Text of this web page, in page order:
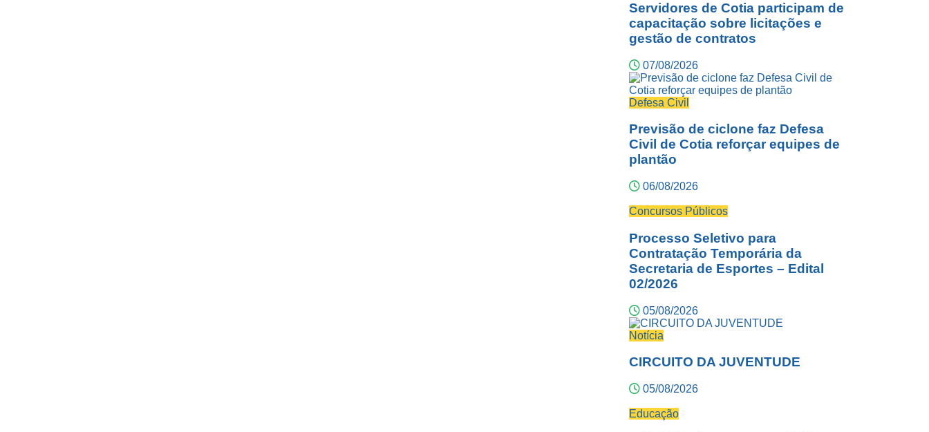
Servidores de Cotia participam de
capacitação sobre licitações e
gestão de contratos
07/08/2026
Defesa Civil
Previsão de ciclone faz Defesa
Civil de Cotia reforçar equipes de
plantão
06/08/2026
Concursos Públicos
Processo Seletivo para
Contratação Temporária da
Secretaria de Esportes – Edital
02/2026
05/08/2026
Notícia
CIRCUITO DA JUVENTUDE
05/08/2026
Educação